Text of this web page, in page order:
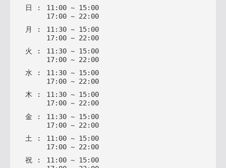
日 : 11 : 00 ~ 15: 00
17: 00 ~ 22 : 00
月
: 11 : 30 ~ 15: 00
17: 00 ~ 22 : 00
火
: 11 : 30 ~ 15: 00
17: 00 ~ 22 : 00
水 : 11: 30 ~ 15: 00
17: 00 ~ 22: 00
木 : 11: 30 ~ 15: 00
17: 00 ~ 22: 00
金 : 11 : 30 ~ 15: 00
17: 00 ~ 22 : 00
土 : 11 : 00 ~ 15: 00
17: 00 ~ 22 : 00
祝 : 11 : 00 ~ 15: 00